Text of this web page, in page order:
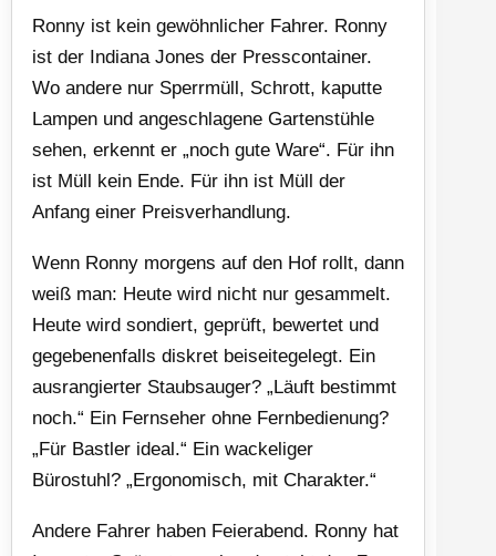
Ronny ist kein gewöhnlicher Fahrer. Ronny
ist der Indiana Jones der Presscontainer.
Wo andere nur Sperrmüll, Schrott, kaputte
Lampen und angeschlagene Gartenstühle
sehen, erkennt er „noch gute Ware“. Für ihn
ist Müll kein Ende. Für ihn ist Müll der
Anfang einer Preisverhandlung.
Wenn Ronny morgens auf den Hof rollt, dann
weiß man: Heute wird nicht nur gesammelt.
Heute wird sondiert, geprüft, bewertet und
gegebenenfalls diskret beiseitegelegt. Ein
ausrangierter Staubsauger? „Läuft bestimmt
noch.“ Ein Fernseher ohne Fernbedienung?
„Für Bastler ideal.“ Ein wackeliger
Bürostuhl? „Ergonomisch, mit Charakter.“
Andere Fahrer haben Feierabend. Ronny hat